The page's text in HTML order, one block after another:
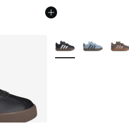
Plus de couleurs